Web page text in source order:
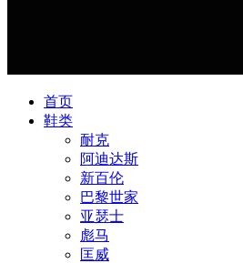
首页
鞋类
耐克
阿迪达斯
新百伦
巴黎世家
亚瑟士
彪马
匡威